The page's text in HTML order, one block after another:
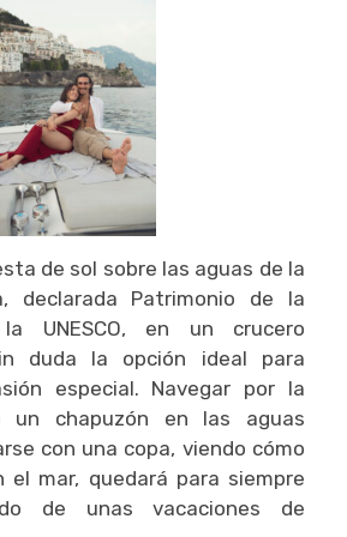
de sol sobre las aguas de la
declarada Patrimonio de la
UNESCO, en un crucero
duda la opción ideal para
especial. Navegar por la
un chapuzón en las aguas
con una copa, viendo cómo
el mar, quedará para siempre
de unas vacaciones de